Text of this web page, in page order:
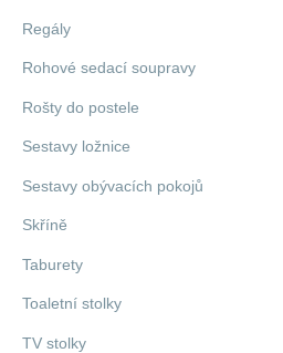
Regály
Rohové sedací soupravy
Rošty do postele
Sestavy ložnice
Sestavy obývacích pokojů
Skříně
Taburety
Toaletní stolky
TV stolky